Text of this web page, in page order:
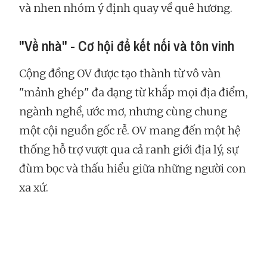
và nhen nhóm ý định quay về quê hương.
"Về nhà" - Cơ hội để kết nối và tôn vinh
Cộng đồng OV được tạo thành từ vô vàn
"mảnh ghép" đa dạng từ khắp mọi địa điểm,
ngành nghề, ước mơ, nhưng cùng chung
một cội nguồn gốc rễ. OV mang đến một hệ
thống hỗ trợ vượt qua cả ranh giới địa lý, sự
đùm bọc và thấu hiểu giữa những người con
xa xứ.